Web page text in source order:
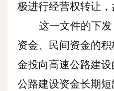
极进行经营权转让
这一文件的下
资金、民间资金的
金投向高速公路建
公路建设资金长期短